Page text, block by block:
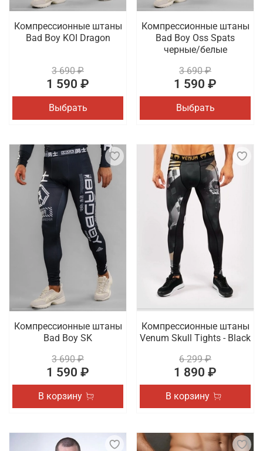
Компрессионные штаны
Bad Boy KOI Dragon
3 690 ₽
1 590 ₽
Выбрать
Компрессионные штаны
Bad Boy Oss Spats
черные/белые
3 690 ₽
1 590 ₽
Выбрать
Компрессионные штаны
Bad Boy SK
3 690 ₽
1 590 ₽
В корзину
Компрессионные штаны
Venum Skull Tights - Black
6 299 ₽
1 890 ₽
В корзину